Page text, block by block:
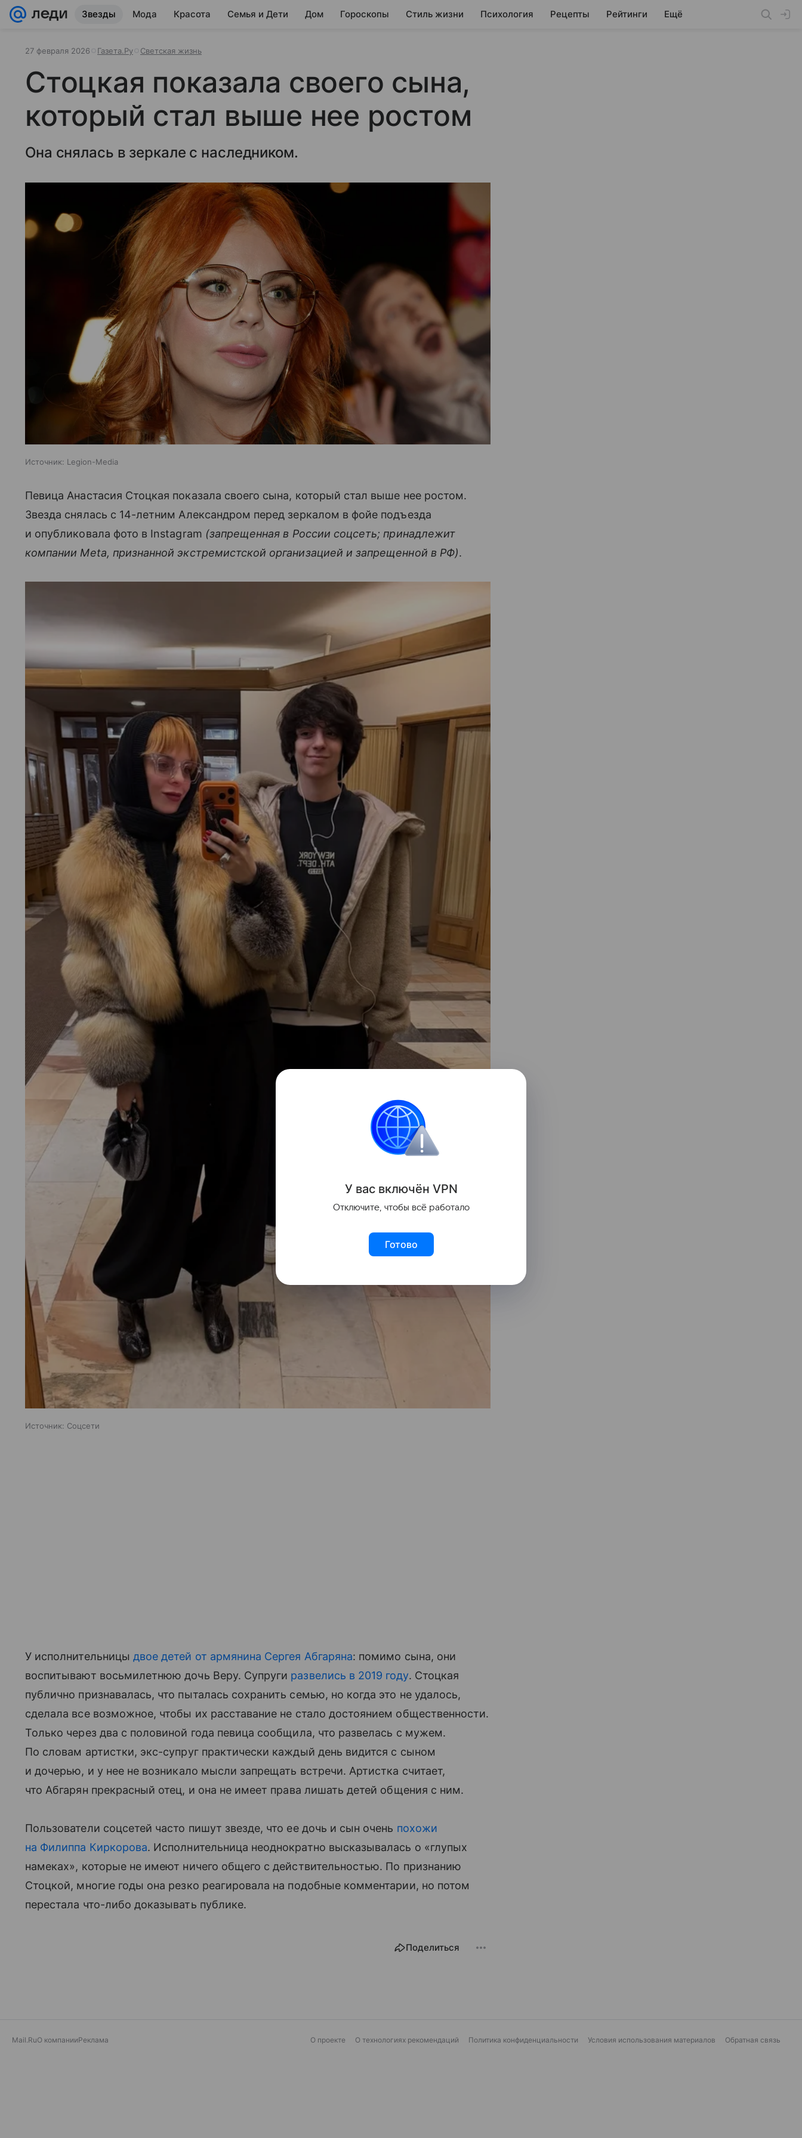
Звезды Мода Красота Семья и Дети Дом Гороскопы Стиль жизни Психология Рецепты Рейтинги Ещё
27 февраля 2026 Газета.Ру Светская жизнь
Стоцкая показала своего сына,
который стал выше нее ростом
Она снялась в зеркале с наследником.
Источник: Legion-Media
Певица Анастасия Стоцкая показала своего сына, который стал выше нее ростом.
Звезда снялась с 14-летним Александром перед зеркалом в фойе подъезда
и опубликовала фото в Instagram (запрещенная в России соцсеть; принадлежит
компании Meta, признанной экстремистской организацией и запрещенной в РФ).
Источник: Соцсети
У исполнительницы двое детей от армянина Сергея Абгаряна: помимо сына, они
воспитывают восьмилетнюю дочь Веру. Супруги развелись в 2019 году. Стоцкая
публично признавалась, что пыталась сохранить семью, но когда это не удалось,
сделала все возможное, чтобы их расставание не стало достоянием общественности.
Только через два с половиной года певица сообщила, что развелась с мужем.
По словам артистки, экс-супруг практически каждый день видится с сыном
и дочерью, и у нее не возникало мысли запрещать встречи. Артистка считает,
что Абгарян прекрасный отец, и она не имеет права лишать детей общения с ним.
Пользователи соцсетей часто пишут звезде, что ее дочь и сын очень похожи
на Филиппа Киркорова. Исполнительница неоднократно высказывалась о «глупых
намеках», которые не имеют ничего общего с действительностью. По признанию
Стоцкой, многие годы она резко реагировала на подобные комментарии, но потом
перестала что-либо доказывать публике.
Поделиться
Mail.RuО компанииРеклама О проекте О технологиях рекомендаций Политика конфиденциальности Условия использования материалов Обратная связь
У вас включён VPN
Отключите, чтобы всё работало
Готово